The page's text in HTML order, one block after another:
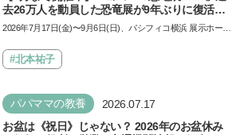
去26万人を動員した恐竜展が9年ぶりに復活！
夏休みのおでかけで楽しむポイントを完全ガイ
2026年7月17日(金)〜9月6日(日)、パシフィコ横浜 展示ホール
催…#北本祐子
パパママの教養 2026.07.17
お盆は《祝日》じゃない？ 2026年のお盆休み